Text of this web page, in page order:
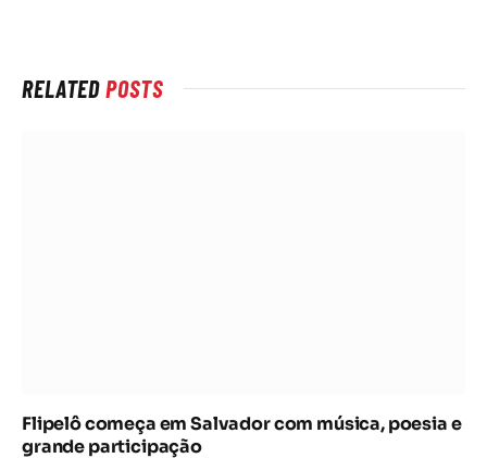
RELATEDPOSTS
Flipelô começa em Salvador com música, poesia e
grande participação